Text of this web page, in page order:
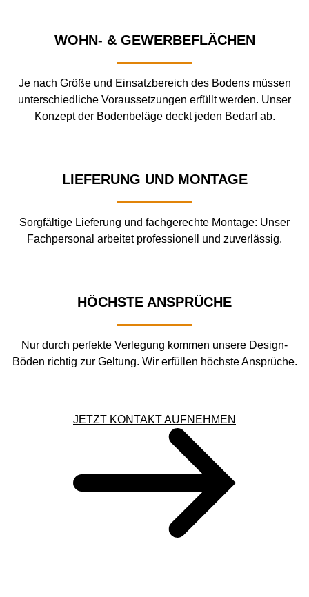
WOHN- & GEWERBEFLÄCHEN
Je nach Größe und Einsatzbereich des Bodens müssen
unterschiedliche Voraussetzungen erfüllt werden. Unser
Konzept der Bodenbeläge deckt jeden Bedarf ab.
LIEFERUNG UND MONTAGE
Sorgfältige Lieferung und fachgerechte Montage: Unser
Fachpersonal arbeitet professionell und zuverlässig.
HÖCHSTE ANSPRÜCHE
Nur durch perfekte Verlegung kommen unsere Design-
Böden richtig zur Geltung. Wir erfüllen höchste Ansprüche.
JETZT KONTAKT AUFNEHMEN